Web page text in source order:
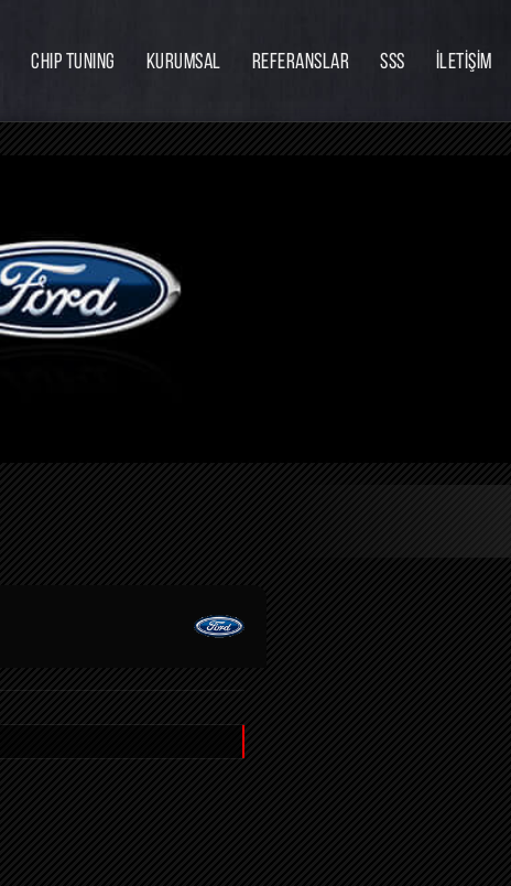
CHIP TUNING KURUMSAL
İnsan Kaynakları
REFERANSLAR SSS İLETİŞİM